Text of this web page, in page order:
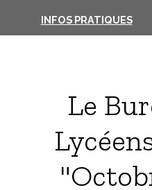
INFOS PRATIQUES
Le